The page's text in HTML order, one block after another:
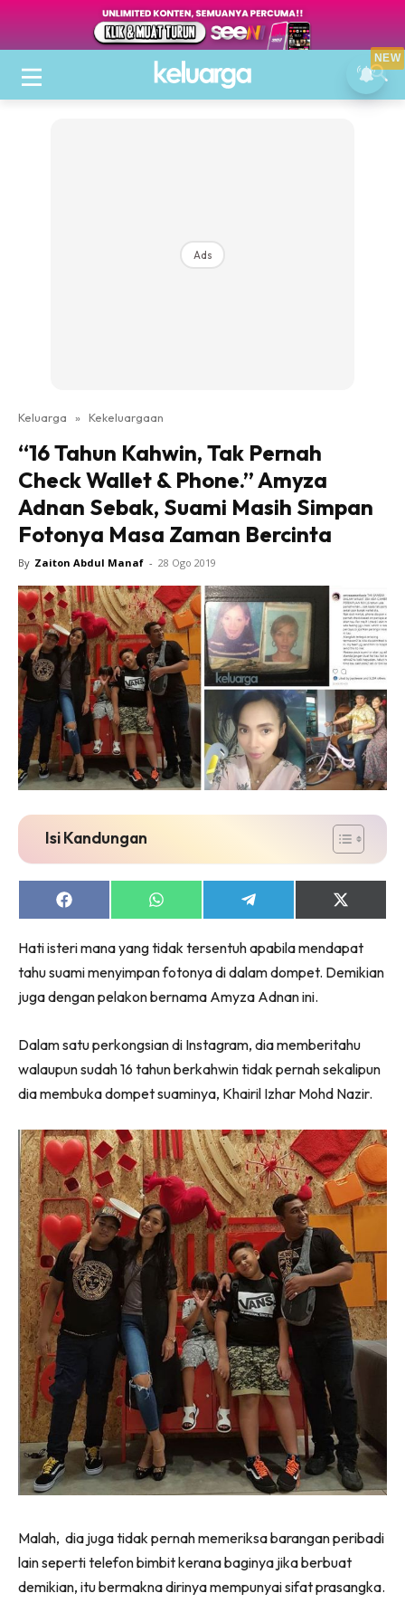
Ads
Keluarga » Kekeluargaan
“16 Tahun Kahwin, Tak Pernah
Check Wallet & Phone.” Amyza
Adnan Sebak, Suami Masih Simpan
Fotonya Masa Zaman Bercinta
By Zaiton Abdul Manaf - 28 Ogo 2019
Isi Kandungan
Share
on
Share
on
Share
on
Share
on
(Twitter)
Hati isteri mana yang tidak tersentuh apabila mendapat
tahu suami menyimpan fotonya di dalam dompet. Demikian
juga dengan pelakon bernama Amyza Adnan ini.
Dalam satu perkongsian di Instagram, dia memberitahu
walaupun sudah 16 tahun berkahwin tidak pernah sekalipun
dia membuka dompet suaminya, Khairil Izhar Mohd Nazir.
Malah, dia juga tidak pernah memeriksa barangan peribadi
lain seperti telefon bimbit kerana baginya jika berbuat
demikian, itu bermakna dirinya mempunyai sifat prasangka.
NEW